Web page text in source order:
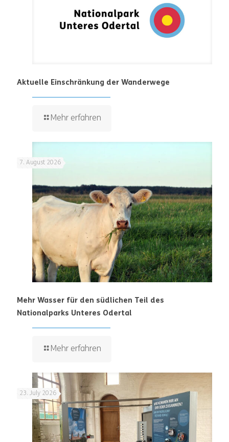
Aktuelle Einschränkung der Wanderwege
Mehr erfahren
7. August 2026
Mehr Wasser für den südlichen Teil des
Nationalparks Unteres Odertal
Mehr erfahren
23. July 2026